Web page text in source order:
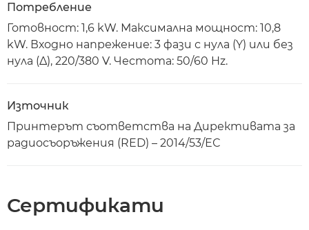
Потребление
Готовност: 1,6 kW. Максимална мощност: 10,8
kW. Входно напрежение: 3 фази с нула (Y) или без
нула (Δ), 220/380 V. Честота: 50/60 Hz.
Източник
Принтерът съответства на Директивата за
радиосъоръжения (RED) – 2014/53/ЕС
Сертификати